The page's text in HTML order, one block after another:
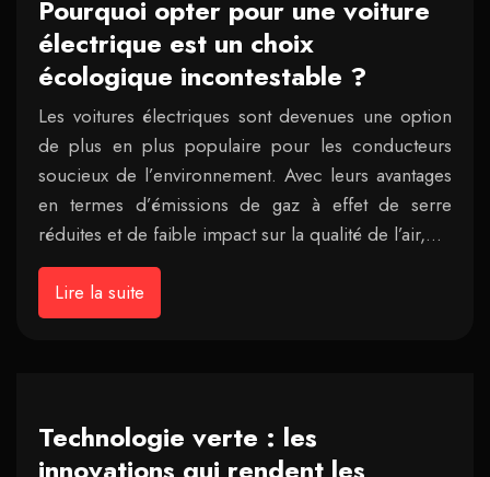
Pourquoi opter pour une voiture
électrique est un choix
écologique incontestable ?
Les voitures électriques sont devenues une option
de plus en plus populaire pour les conducteurs
soucieux de l’environnement. Avec leurs avantages
en termes d’émissions de gaz à effet de serre
réduites et de faible impact sur la qualité de l’air,…
Lire la suite
Technologie verte : les